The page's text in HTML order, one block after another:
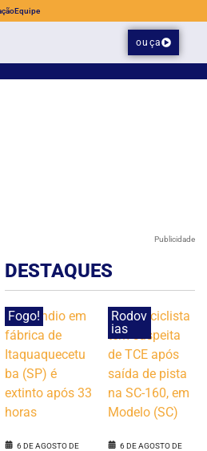
Equipe
ouça
Publicidade
DESTAQUES
Fogo!
6 DE AGOSTO DE
Rodov
ias
6 DE AGOSTO DE